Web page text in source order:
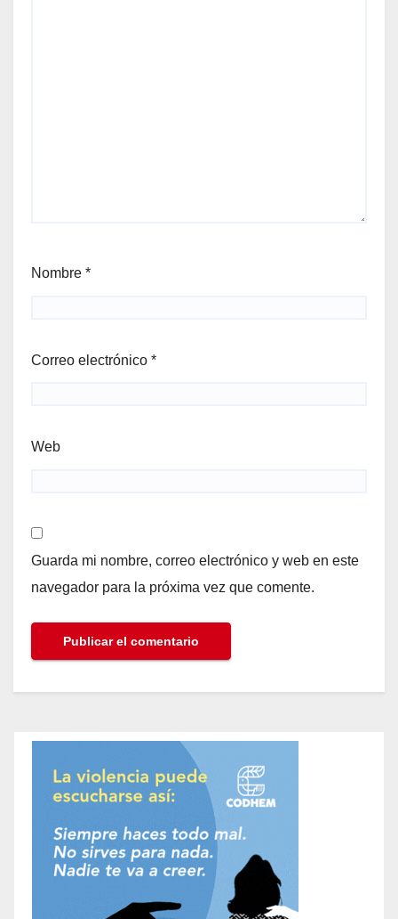
Nombre *
Correo electrónico *
Web
Guarda mi nombre, correo electrónico y web en este
navegador para la próxima vez que comente.